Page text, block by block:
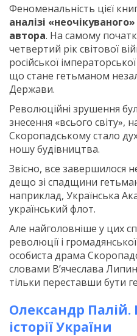
Феноменальність цієї
аналізі
автора. На самому
четвертий рік світової
російської
що стане гетьманом
Держави.
Революційні зрушення
знесення «всього світу»,
Скоропадському стало
ношу будівництва.
Звісно, все завершилося
дещо зі спадщини
наприклад, Українська
український флот.
Але найголовніше у цих
революції і
особиста драма
словами В’ячеслава
тільки переставши бути
Олександр Палій.
історії України